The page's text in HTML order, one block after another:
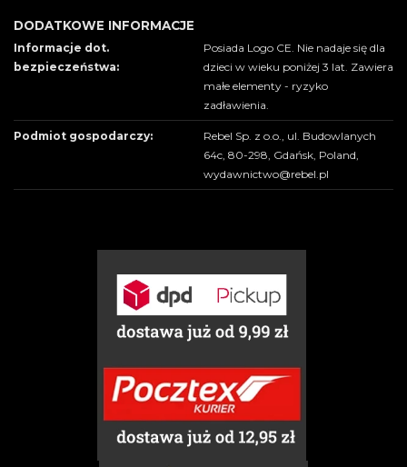
DODATKOWE INFORMACJE
Informacje dot.
bezpieczeństwa:
Posiada Logo CE. Nie nadaje się dla
dzieci w wieku poniżej 3 lat. Zawiera
małe elementy - ryzyko
zadławienia.
Podmiot gospodarczy:
Rebel Sp. z o.o., ul. Budowlanych
64c, 80-298, Gdańsk, Poland,
wydawnictwo@rebel.pl